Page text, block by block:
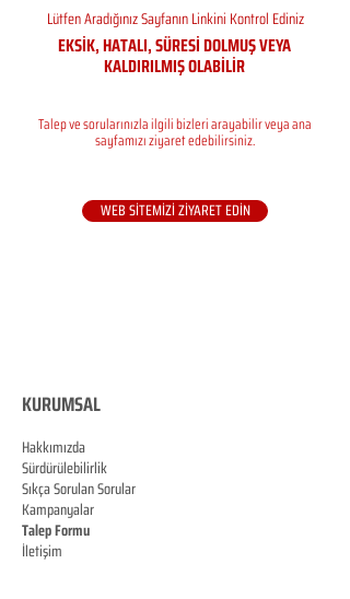
Lütfen Aradığınız Sayfanın Linkini Kontrol Ediniz
EKSİK, HATALI, SÜRESİ DOLMUŞ VEYA
KALDIRILMIŞ OLABİLİR
Talep ve sorularınızla ilgili bizleri arayabilir veya ana
sayfamızı ziyaret edebilirsiniz.
WEB SİTEMİZİ ZİYARET EDİN
KURUMSAL
Hakkımızda
Sürdürülebilirlik
Sıkça Sorulan Sorular
Kampanyalar
Talep Formu
İletişim